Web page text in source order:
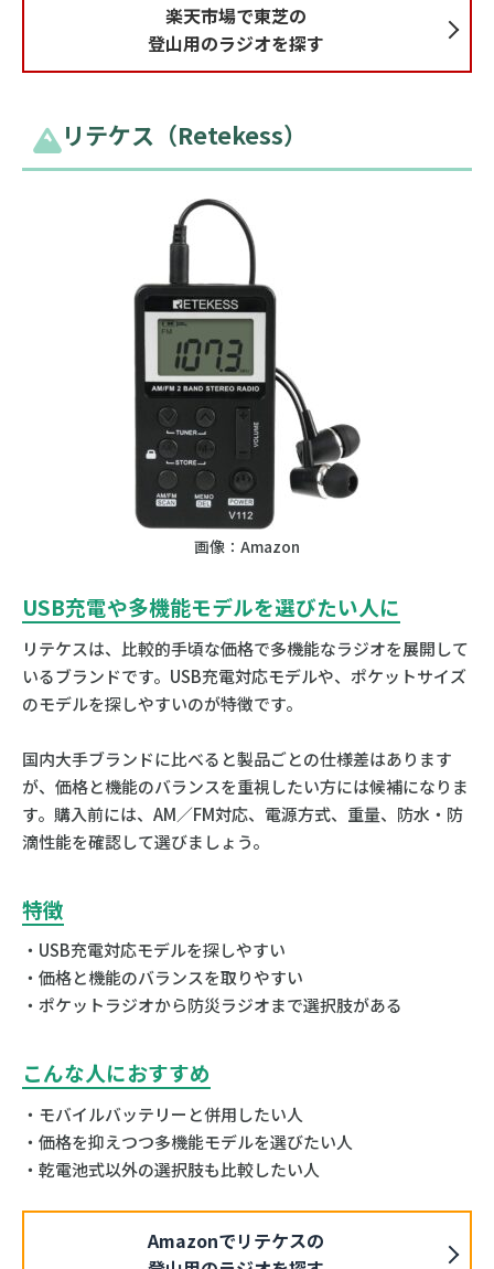
楽天市場で東芝の
登山用のラジオを探す
リテケス（Retekess）
画像：Amazon
USB充電や多機能モデルを選びたい人に
リテケスは、比較的手頃な価格で多機能なラジオを展開して
いるブランドです。USB充電対応モデルや、ポケットサイズ
のモデルを探しやすいのが特徴です。
国内大手ブランドに比べると製品ごとの仕様差はあります
が、価格と機能のバランスを重視したい方には候補になりま
す。購入前には、AM／FM対応、電源方式、重量、防水・防
滴性能を確認して選びましょう。
特徴
・USB充電対応モデルを探しやすい
・価格と機能のバランスを取りやすい
・ポケットラジオから防災ラジオまで選択肢がある
こんな人におすすめ
・モバイルバッテリーと併用したい人
・価格を抑えつつ多機能モデルを選びたい人
・乾電池式以外の選択肢も比較したい人
Amazonでリテケスの